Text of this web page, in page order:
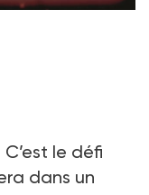
le défi
dans un